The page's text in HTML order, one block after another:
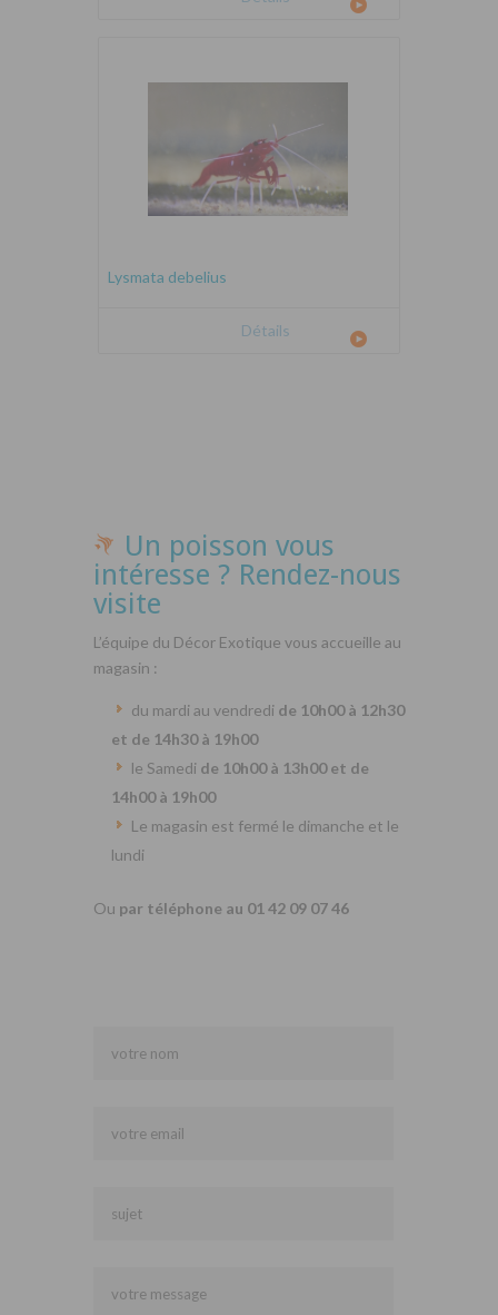
Lysmata debelius
Détails
Un poisson vous
intéresse ? Rendez-nous
visite
L’équipe du Décor Exotique vous accueille au
magasin :
du mardi au vendredi de 10h00 à 12h30
et de 14h30 à 19h00
le Samedi de 10h00 à 13h00 et de
14h00 à 19h00
Le magasin est fermé le dimanche et le
lundi
Ou par téléphone au 01 42 09 07 46